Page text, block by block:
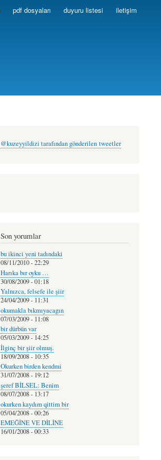
pdf dosyaları duyuru listesi iletişim
@kuzeyyildizi tarafından gönderilen tweetler
Son yorumlar
bu ikinci yeni tadındaki
08/11/2010 - 22:29
Harıka bır oyku …
30/08/2009 - 01:18
Yalnızca, felsefe ile şiir
24/04/2009 - 11:31
okumakla bıkmıyacagın
07/03/2009 - 11:08
bir dürbün var
05/03/2009 - 14:25
İlginç bir şiir olmuş.
18/09/2008 - 10:35
Okurken birden kendmi
31/07/2008 - 19:12
şeref BİLSEL: Benim
08/07/2008 - 13:17
okurken kaydım qittim bir
05/04/2008 - 00:26
EMEĞİNE VE DİLİNE
16/01/2008 - 00:33